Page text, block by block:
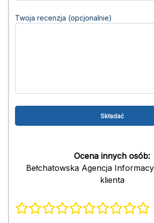
Twoja recenzja (opcjonalnie)
Ocena innych osób:
Bełchatowska Agencja
klienta